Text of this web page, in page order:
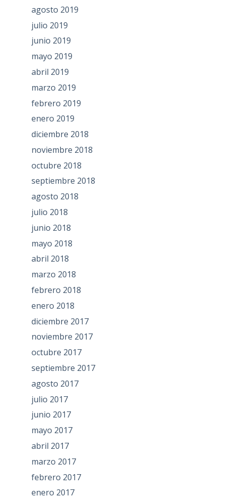
agosto 2019
julio 2019
junio 2019
mayo 2019
abril 2019
marzo 2019
febrero 2019
enero 2019
diciembre 2018
noviembre 2018
octubre 2018
septiembre 2018
agosto 2018
julio 2018
junio 2018
mayo 2018
abril 2018
marzo 2018
febrero 2018
enero 2018
diciembre 2017
noviembre 2017
octubre 2017
septiembre 2017
agosto 2017
julio 2017
junio 2017
mayo 2017
abril 2017
marzo 2017
febrero 2017
enero 2017